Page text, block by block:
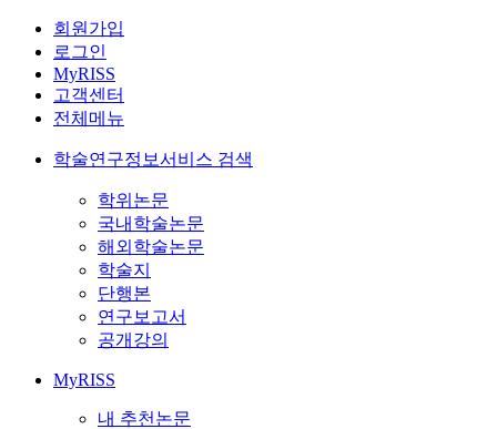
회원가입
로그인
MyRISS
고객센터
전체메뉴
학술연구정보서비스 검색
학위논문
국내학술논문
해외학술논문
학술지
단행본
연구보고서
공개강의
MyRISS
내 추천논문